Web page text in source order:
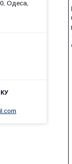
Одеса,